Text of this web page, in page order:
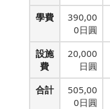
學費
390,00
0日圓
設施
費
20,000
日圓
合計
505,00
0日圓